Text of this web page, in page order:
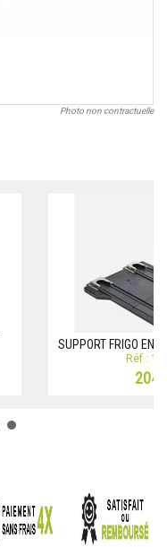
Photo non contractuelle
SUPPORT FRIGO
Réf.: